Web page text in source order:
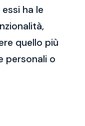
ha le
quello più
personali o